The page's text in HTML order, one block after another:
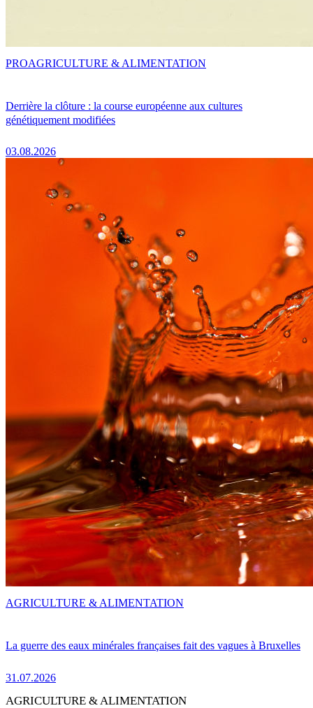
Derrière la clôture : la course européenne aux cultures
génétiquement modifiées
03.08.2026
PROAGRICULTURE & ALIMENTATION
La guerre des eaux minérales françaises fait des vagues à Bruxelles
31.07.2026
AGRICULTURE & ALIMENTATION
AGRICULTURE & ALIMENTATION